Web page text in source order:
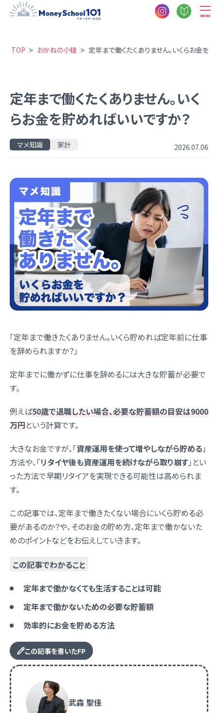
MENU
TOP > おかねの小槌 > 定年まで働くたくありません。いくらお金を
定年まで働くたくありません。いく
らお金を貯めればいいですか？
マメ知識 家計 2026.07.06
「定年まで働きたくありません。いくら貯めれば定年前に仕事
を辞められますか？」
定年までに働かずに仕事を辞めるには大きな貯蓄が必要で
す。
例えば50歳で退職したい場合、必要な貯蓄額の目安は9000
万円という計算です。
大きなお金ですが、「資産運用を使って増やしながら貯める 」
方法や、「リタイヤ後も資産運用を続けながら取り崩す」とい
った方法で早期リタイアを実現できる可能性は高められま
す。
この記事では、定年まで働きたくない場合にいくら貯める必
要があるのか？や、そのお金の貯め方、定年まで働かないた
めのポイントなどをお伝えしていきます。
この記事でわかること
定年まで働かなくても生活することは可能
定年まで働かないための必要な貯蓄額
効率的にお金を貯める方法
この記事を書いたFP
武森 聖佳